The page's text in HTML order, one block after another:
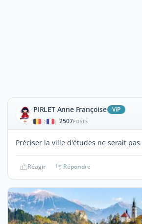
PIRLET Anne Françoise ViP
| 2507POSTS
Préciser la ville d'études ne serait
Réagir Répondre